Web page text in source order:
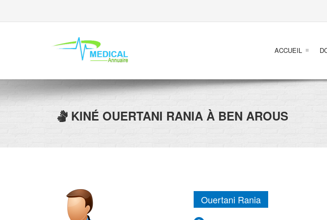
ACCUEIL
KINÉ OUERTANI RANIA À BEN AROUS
Ouertani Rania